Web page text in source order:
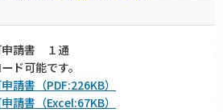
申請書 １通
ド可能です。
請書（PDF:226KB）
請書（Excel:67KB）